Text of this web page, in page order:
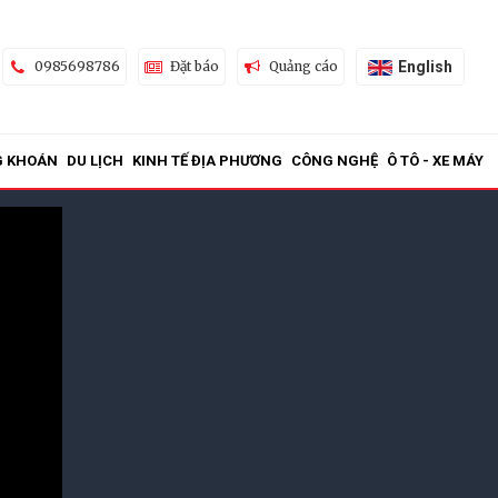
0985698786 Đặt báo Quảng cáo English
KHOÁN DU LỊCH KINH TẾ ĐỊA PHƯƠNG CÔNG NGHỆ Ô TÔ - XE MÁY